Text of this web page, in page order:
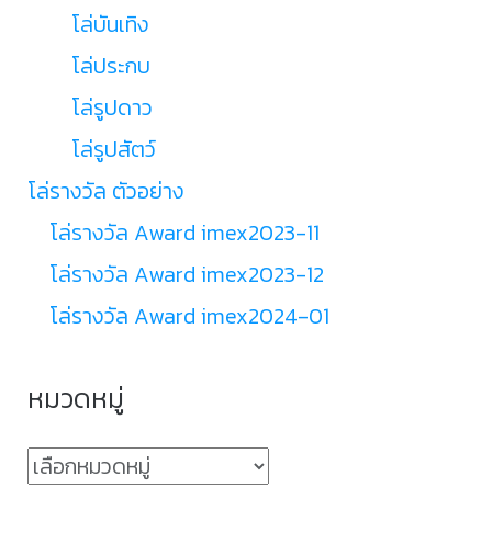
โล่บันเทิง
โล่ประกบ
โล่รูปดาว
โล่รูปสัตว์
โล่รางวัล ตัวอย่าง
โล่รางวัล Award imex2023-11
โล่รางวัล Award imex2023-12
โล่รางวัล Award imex2024-01
หมวดหมู่
หมวด